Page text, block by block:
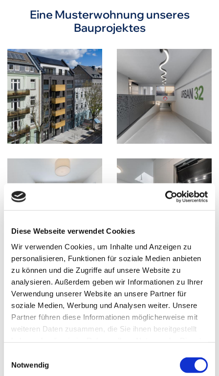
Diese Webseite verwendet Cookies
Wir verwenden Cookies, um Inhalte und Anzeigen zu
personalisieren, Funktionen für soziale Medien anbieten
zu können und die Zugriffe auf unsere Website zu
analysieren. Außerdem geben wir Informationen zu Ihrer
Verwendung unserer Website an unsere Partner für
soziale Medien, Werbung und Analysen weiter. Unsere
Partner führen diese Informationen möglicherweise mit
weiteren Daten zusammen, die Sie ihnen bereitgestellt
Notwendig
Eine Musterwohnung unseres
Bauprojektes